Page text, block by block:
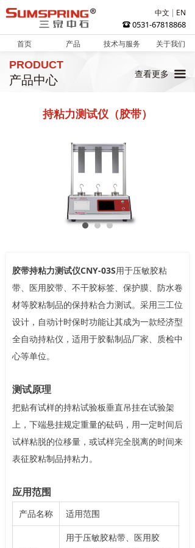
뀰 0531-67818868
中文 EN
首页 产品 技术与服务 关于我们
胶带持粘力测试仪CNY-03S用于压敏胶粘
带、医用胶带、不干胶标签、保护膜、防水卷
材等胶粘制品的保持粘合力测试。采用三工位
设计，自动计时保时功能让其成为一款经济型
全自动持粘仪，适用于胶黏制品厂家、质检中
心等单位。
测试原理
把贴有试样的持粘试验板垂直吊挂在试验架
上，下端悬挂规定重量的砝码，用一定时间后
试样粘脱的位移量，或试样完全脱离的时间来
表征胶粘制品持粘力。
应用范围
产品名称 适用范围
用于压敏胶粘带、医用胶
持粘力测试仪（胶带）
PRODUCT
产品中心 查看更多 끀